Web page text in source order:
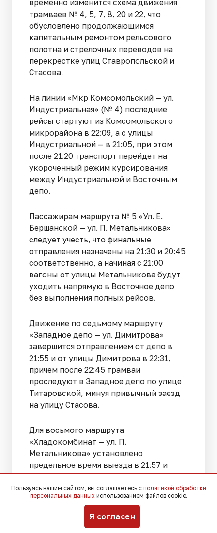
временно изменится схема движения
трамваев № 4, 5, 7, 8, 20 и 22, что
обусловлено продолжающимся
капитальным ремонтом рельсового
полотна и стрелочных переводов на
перекрестке улиц Ставропольской и
Стасова.
На линии «Мкр Комсомольский — ул.
Индустриальная» (№ 4) последние
рейсы стартуют из Комсомольского
микрорайона в 22:09, а с улицы
Индустриальной — в 21:05, при этом
после 21:20 транспорт перейдет на
укороченный режим курсирования
между Индустриальной и Восточным
депо.
Пассажирам маршрута № 5 «Ул. Е.
Бершанской — ул. П. Метальникова»
следует учесть, что финальные
отправления назначены на 21:30 и 20:45
соответственно, а начиная с 21:00
вагоны от улицы Метальникова будут
уходить напрямую в Восточное депо
без выполнения полных рейсов.
Движение по седьмому маршруту
«Западное депо — ул. Димитрова»
завершится отправлением от депо в
21:55 и от улицы Димитрова в 22:31,
причем после 22:45 трамваи
проследуют в Западное депо по улице
Титаровской, минуя привычный заезд
на улицу Стасова.
Для восьмого маршрута
«Хладокомбинат — ул. П.
Метальникова» установлено
предельное время выезда в 21:57 и
21:09, а после 21:45 техника
направляется в Восточное депо от
конечной остановки на улице
Метальникова.
Пользуясь нашим сайтом, вы соглашаетесь с политикой обработки
персональных данных использованием файлов cookie.
Я согласен